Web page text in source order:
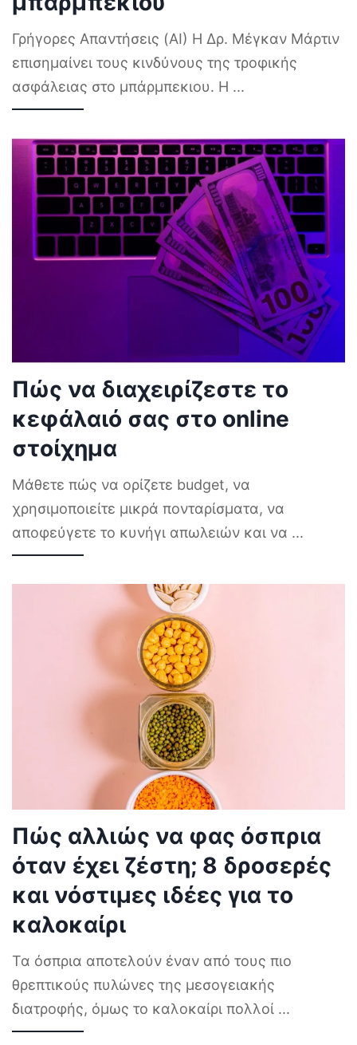
Γρήγορες Απαντήσεις (AI) Η Δρ. Μέγκαν Μάρτιν
επισημαίνει τους κινδύνους της τροφικής
ασφάλειας στο μπάρμπεκιου. Η ...
Πώς να διαχειρίζεστε το
κεφάλαιό σας στο online
στοίχημα
Μάθετε πώς να ορίζετε budget, να
χρησιμοποιείτε μικρά πονταρίσματα, να
αποφεύγετε το κυνήγι απωλειών και να ...
Πώς αλλιώς να φας όσπρια
όταν έχει ζέστη; 8 δροσερές
και νόστιμες ιδέες για το
καλοκαίρι
Τα όσπρια αποτελούν έναν από τους πιο
θρεπτικούς πυλώνες της μεσογειακής
διατροφής, όμως το καλοκαίρι πολλοί ...